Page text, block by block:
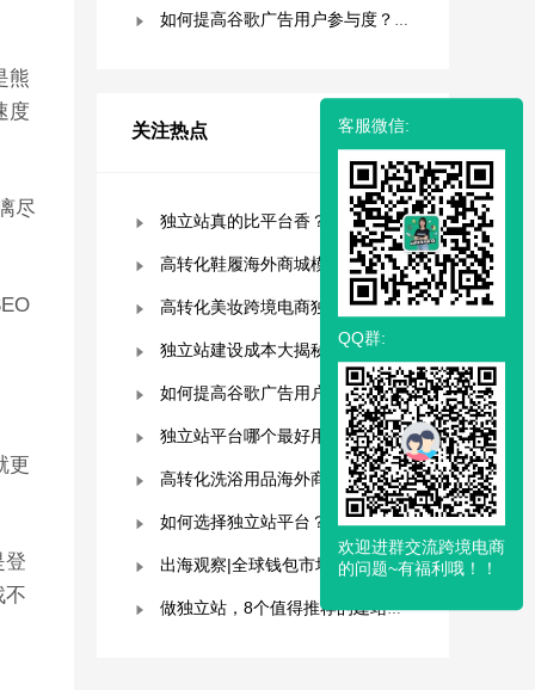
熊
度
尽
更
登
不
关注热点 更多>
独立站真的比平台香？揭秘独立站被低估的9个优势！
高转化鞋履海外商城模板，附优秀案例拆解
高转化美妆跨境电商独立站模板，附优秀案例拆解
如何提高谷歌广告用户参与度？这几点是关键！
独立站平台哪个最好用？深度解析与平台选择指南！
高转化洗浴用品海外商城模板，附优秀案例拆解
如何选择独立站平台？8大平台对比分析！建议收藏！
出海观察|全球钱包市场分析及趋势预测
做独立站，8个值得推荐的建站平台 ！卖家快冲！
客服微信:
QQ群:
欢迎进群交流跨境电商
的问题~有福利哦！！